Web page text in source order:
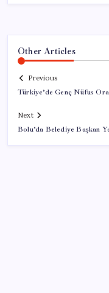
Other Articles
Previous
Türkiye’de Genç Nüfus
Next
Bolu’da Belediye Başkan